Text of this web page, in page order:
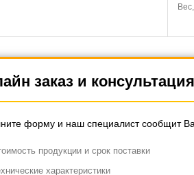
заказ и консультация
форму и наш специалист сообщит
продукции и срок поставки
характеристики